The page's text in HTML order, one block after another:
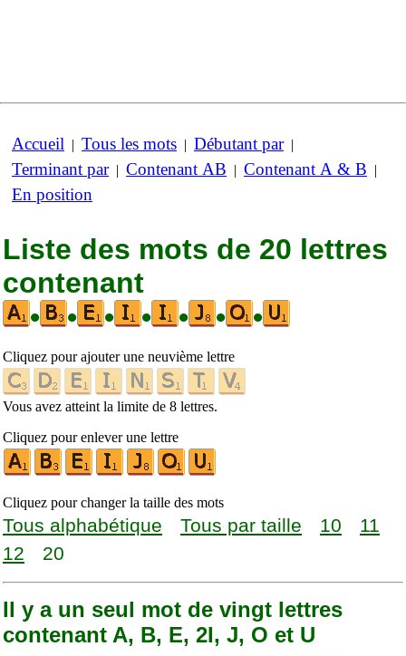
Accueil | Tous les mots | Débutant par|
Terminant par| Contenant AB | Contenant A & B |
En position
Liste des mots de 20 lettres
contenant
•
• • • • • •
Cliquez pour ajouter une neuvième lettre
Vous avez atteint la limite de 8 lettres.
Cliquez pour enlever une lettre
Cliquez pour changer la taille des mots
Tous alphabétique Tous par taille 10
11
12
20
Il y a un seul mot de vingt lettres
contenant A, B, E, 2I, J, O et U